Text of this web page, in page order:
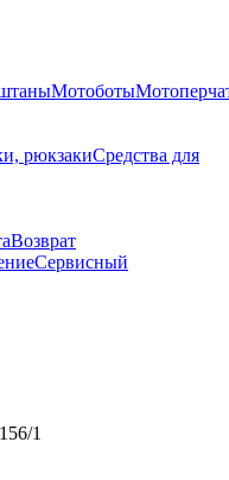
Мотоботы
рюкзакиСредства для
Возврат
Сервисный
1